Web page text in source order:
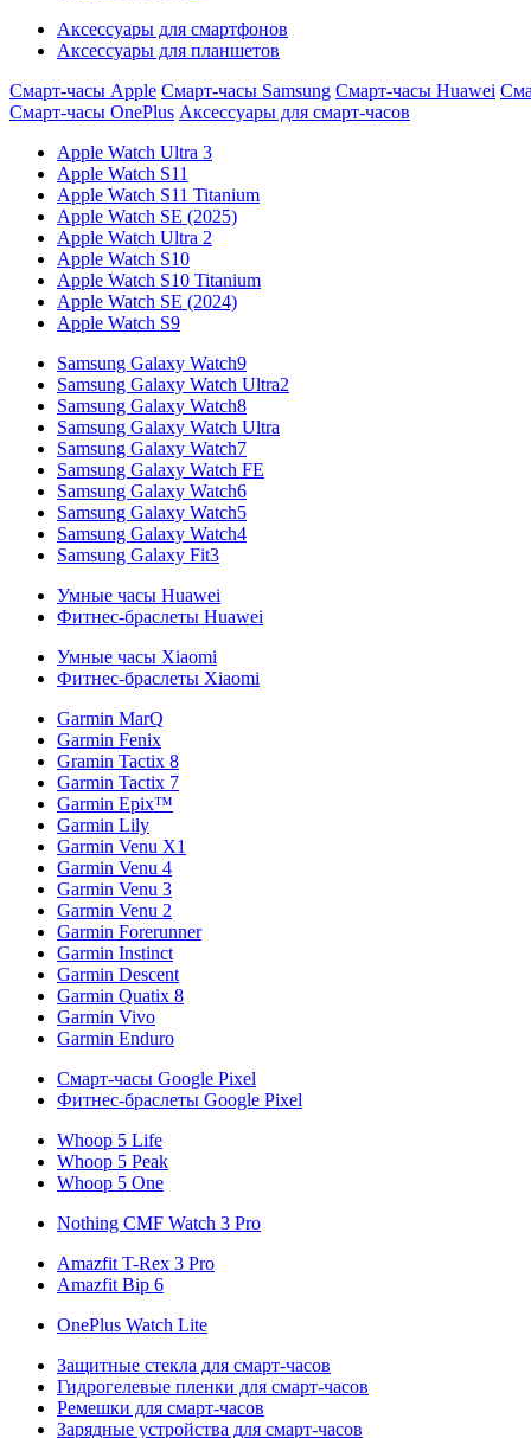
Аксессуары для смартфонов
Аксессуары для планшетов
Смарт-часы Apple Смарт-часы Samsung Смарт-часы Huawei
Смарт-часы OnePlus Аксессуары для смарт-часов
Apple Watch Ultra 3
Apple Watch S11
Apple Watch S11 Titanium
Apple Watch SE (2025)
Apple Watch Ultra 2
Apple Watch S10
Apple Watch S10 Titanium
Apple Watch SE (2024)
Apple Watch S9
Samsung Galaxy Watch9
Samsung Galaxy Watch Ultra2
Samsung Galaxy Watch8
Samsung Galaxy Watch Ultra
Samsung Galaxy Watch7
Samsung Galaxy Watch FE
Samsung Galaxy Watch6
Samsung Galaxy Watch5
Samsung Galaxy Watch4
Samsung Galaxy Fit3
Умные часы Huawei
Фитнес-браслеты Huawei
Умные часы Xiaomi
Фитнес-браслеты Xiaomi
Garmin MarQ
Garmin Fenix
Gramin Tactix 8
Garmin Tactix 7
Garmin Epix™
Garmin Lily
Garmin Venu X1
Garmin Venu 4
Garmin Venu 3
Garmin Venu 2
Garmin Forerunner
Garmin Instinct
Garmin Descent
Garmin Quatix 8
Garmin Vivo
Garmin Enduro
Смарт-часы Google Pixel
Фитнес-браслеты Google Pixel
Whoop 5 Life
Whoop 5 Peak
Whoop 5 One
Nothing CMF Watch 3 Pro
Amazfit T-Rex 3 Pro
Amazfit Bip 6
OnePlus Watch Lite
Защитные стекла для смарт-часов
Гидрогелевые пленки для смарт-часов
Ремешки для смарт-часов
Зарядные устройства для смарт-часов